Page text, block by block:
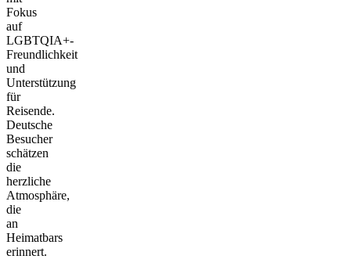
Fokus
auf
LGBTQIA+-
Freundlichkeit
und
Unterstützung
für
Reisende.
Deutsche
Besucher
schätzen
die
herzliche
Atmosphäre,
die
an
Heimatbars
erinnert.